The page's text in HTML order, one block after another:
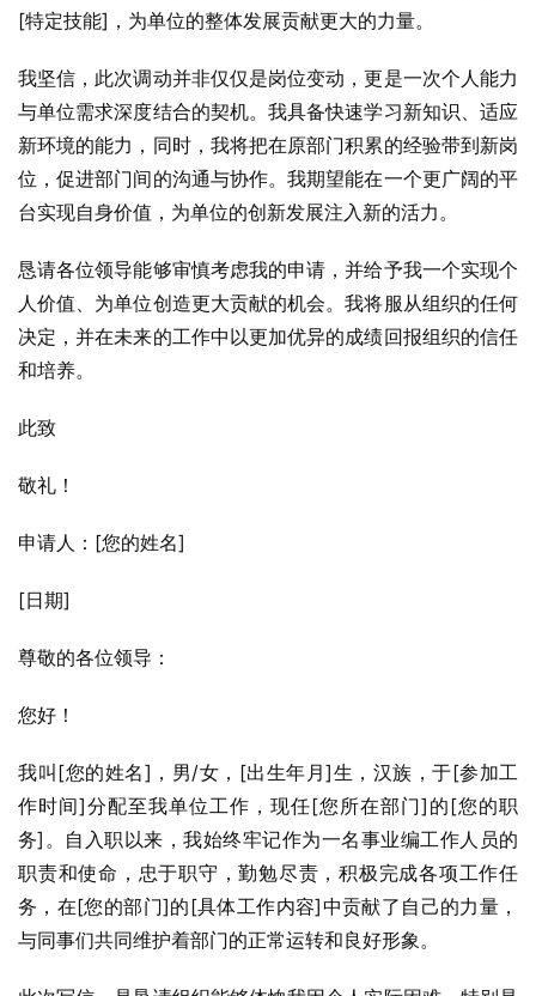
[特定技能]，为单位的整体发展贡献更大的力量。
我坚信，此次调动并非仅仅是岗位变动，更是一次个人能力
与单位需求深度结合的契机。我具备快速学习新知识、适应
新环境的能力，同时，我将把在原部门积累的经验带到新岗
位，促进部门间的沟通与协作。我期望能在一个更广阔的平
台实现自身价值，为单位的创新发展注入新的活力。
恳请各位领导能够审慎考虑我的申请，并给予我一个实现个
人价值、为单位创造更大贡献的机会。我将服从组织的任何
决定，并在未来的工作中以更加优异的成绩回报组织的信任
和培养。
此致
敬礼！
申请人：[您的姓名]
[日期]
尊敬的各位领导：
您好！
我叫[您的姓名]，男/女，[出生年月]生，汉族，于[参加工
作时间]分配至我单位工作，现任[您所在部门]的[您的职
务]。自入职以来，我始终牢记作为一名事业编工作人员的
职责和使命，忠于职守，勤勉尽责，积极完成各项工作任
务，在[您的部门]的[具体工作内容]中贡献了自己的力量，
与同事们共同维护着部门的正常运转和良好形象。